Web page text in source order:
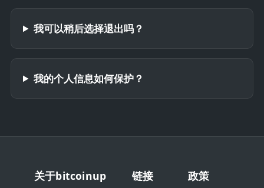
我可以稍后选择退出吗？
我的个人信息如何保护？
关于bitcoinup 链接 政策